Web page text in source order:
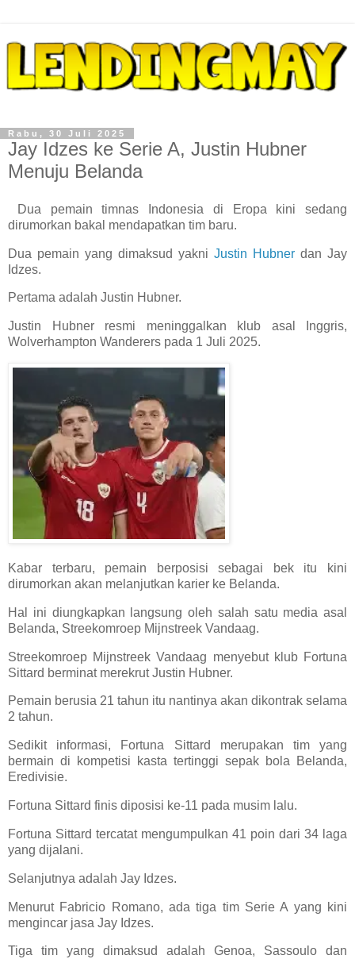
Rabu, 30 Juli 2025
Jay Idzes ke Serie A, Justin Hubner
Menuju Belanda
Dua pemain timnas Indonesia di Eropa kini sedang
dirumorkan bakal mendapatkan tim baru.
Dua pemain yang dimaksud yakni Justin Hubner dan Jay
Idzes.
Pertama adalah Justin Hubner.
Justin Hubner resmi meninggalkan klub asal Inggris,
Wolverhampton Wanderers pada 1 Juli 2025.
Kabar terbaru, pemain berposisi sebagai bek itu kini
dirumorkan akan melanjutkan karier ke Belanda.
Hal ini diungkapkan langsung oleh salah satu media asal
Belanda, Streekomroep Mijnstreek Vandaag.
Streekomroep Mijnstreek Vandaag menyebut klub Fortuna
Sittard berminat merekrut Justin Hubner.
Pemain berusia 21 tahun itu nantinya akan dikontrak selama
2 tahun.
Sedikit informasi, Fortuna Sittard merupakan tim yang
bermain di kompetisi kasta tertinggi sepak bola Belanda,
Eredivisie.
Fortuna Sittard finis diposisi ke-11 pada musim lalu.
Fortuna Sittard tercatat mengumpulkan 41 poin dari 34 laga
yang dijalani.
Selanjutnya adalah Jay Idzes.
Menurut Fabricio Romano, ada tiga tim Serie A yang kini
mengincar jasa Jay Idzes.
Tiga tim yang dimaksud adalah Genoa, Sassoulo dan